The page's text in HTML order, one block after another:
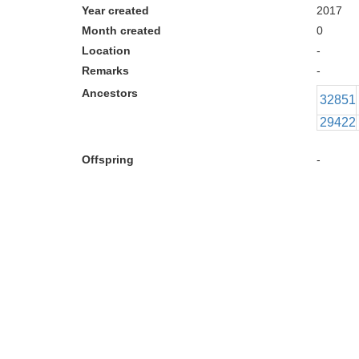
Year created
2017
Month created
0
Location
-
Remarks
-
Ancestors
32851
29422
Offspring -